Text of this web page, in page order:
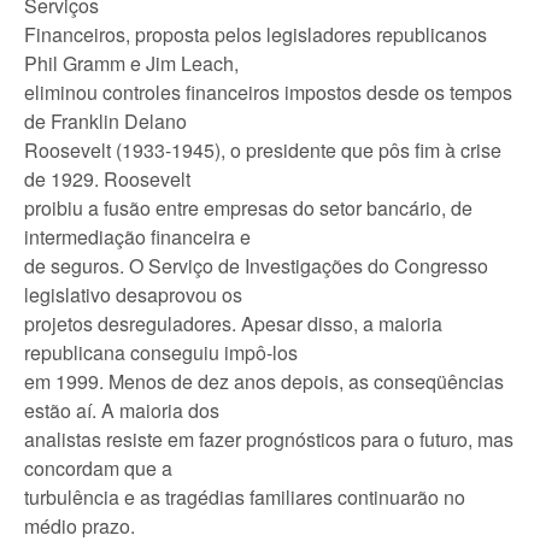
Financeiros, proposta pelos legisladores republicanos
Phil Gramm e Jim Leach,
eliminou controles financeiros impostos desde os tempos
de Franklin Delano
Roosevelt (1933-1945), o presidente que pôs fim à crise
de 1929. Roosevelt
proibiu a fusão entre empresas do setor bancário, de
intermediação financeira e
de seguros. O Serviço de Investigações do Congresso
legislativo desaprovou os
projetos desreguladores. Apesar disso, a maioria
republicana conseguiu impô-los
em 1999. Menos de dez anos depois, as conseqüências
estão aí. A maioria dos
analistas resiste em fazer prognósticos para o futuro, mas
concordam que a
turbulência e as tragédias familiares continuarão no
médio prazo.